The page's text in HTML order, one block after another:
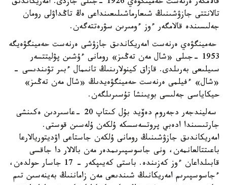
قالامگەر ەرنەست حەمينگۋەي 1926 -جىلى جازدى. امەريكاندىق
تالانتتى جازۋشىنىڭ شىعارماشىلىعىنداعى ەڭ تاڭداۋلى رومان
جەلىسىندە قالامگەر ءوز ءومىرىن سۋرەتتەگەن.
حەمينگۋەي ەرنەست امەريكاندىق جازۋشى ەرنەست حەمينگۋەيگە
1953 -جىلى «شال مەن تەڭىز» رومانى ءۇشىن پۋليتتسەر
سىيلىعى بەرىلدى. قازاق كينولارىنىڭ تانىمال ءبىر تۋىندىسى -
«شال» ءفيلمى ەرنەست حەمينگۋەيدىڭ «شال مەن تەڭىز»
حيكاياسى جەلىسى بويىنشا تۇسىرىلگەن.
سەليندجەر دجەروم دەۆيد بۇل كىتاپ 20 -عاسىردىن ەكىنشى
جارتىسىندا ادەبي پروتسەسسكە ۇلكەن ۇلەسىن قوستى.
امەريكاندىق جازۋشىنىڭ رومانى ۇلكەن جاستاعى اۋديتوريالارعا
باعىتتالعانمەن، ونى جاسوسپىرىمدەر مەن بالالار دا جاقسى
قابىلداعان ءوز كەزىندە. باستى كەيىپكەر - 17 جاسار حولدەن،
ءجاسوسپىرىم امەريكانىڭ شىندىعى مەن زاماننىڭ بەينەسىن تىم